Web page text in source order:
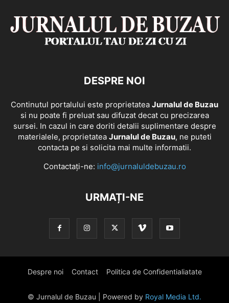
DESPRE NOI
Continutul portalului este proprietatea Jurnalul de Buzau
si nu poate fi preluat sau difuzat decat cu precizarea
sursei. In cazul in care doriti detalii suplimentare despre
materialele, proprietatea Jurnalul de Buzau, ne puteti
contacta pe si solicita mai multe informatii.
Contactați-ne: info@jurnaluldebuzau.ro
URMAȚI-NE
Despre noi Contact Politica de Confidentialiatate
© Jurnalul de Buzau | Powered by Royal Media Ltd.